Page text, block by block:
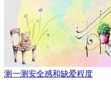
测一测安全感和缺爱程度